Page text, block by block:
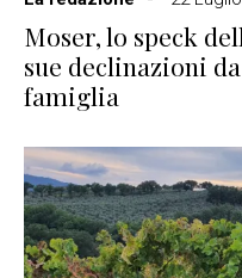
Moser, lo speck
sue declinazioni
famiglia